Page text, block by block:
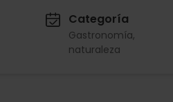
Categoría
Gastronomía
naturaleza